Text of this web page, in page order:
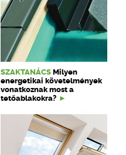
SZAKTANÁCS Milyen
energetikai követelmények
vonatkoznak most a
tetőablakokra?